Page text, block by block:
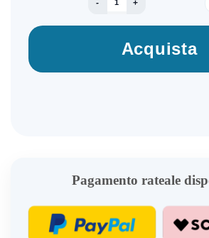
Acquista
Pagamento rateale